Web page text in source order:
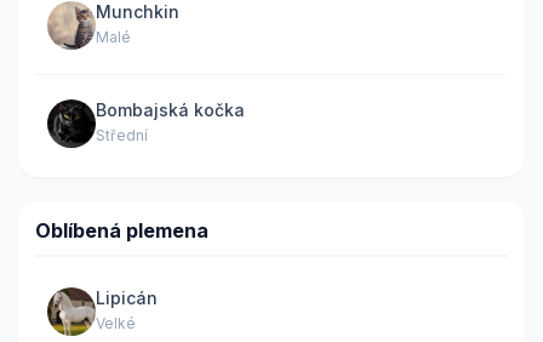
Munchkin
Malé
Bombajská kočka
Střední
Oblíbená plemena
Lipicán
Velké